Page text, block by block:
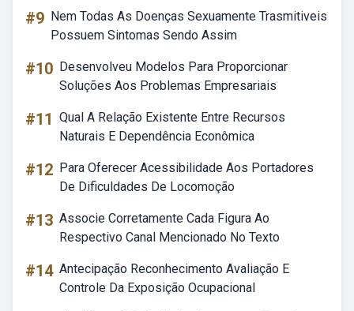
#9 Nem Todas As Doenças Sexuamente Trasmitiveis
Possuem Sintomas Sendo Assim
#10 Desenvolveu Modelos Para Proporcionar
Soluções Aos Problemas Empresariais
#11 Qual A Relação Existente Entre Recursos
Naturais E Dependência Econômica
#12 Para Oferecer Acessibilidade Aos Portadores
De Dificuldades De Locomoção
#13 Associe Corretamente Cada Figura Ao
Respectivo Canal Mencionado No Texto
#14 Antecipação Reconhecimento Avaliação E
Controle Da Exposição Ocupacional